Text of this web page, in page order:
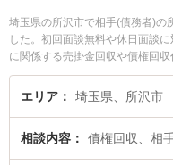
埼玉県の所沢市で相手(債務者)の
した。初回面談無料や休日面談
に関係する売掛金回収や債権回
り込み検索もでき便利です。特
子弁護士や東所沢法律事務所の
に弁護士に相談したい』『相手(
豊富な近くの弁護士を検索した
エリア 埼玉県、所沢市
相談内容 債権回収、相